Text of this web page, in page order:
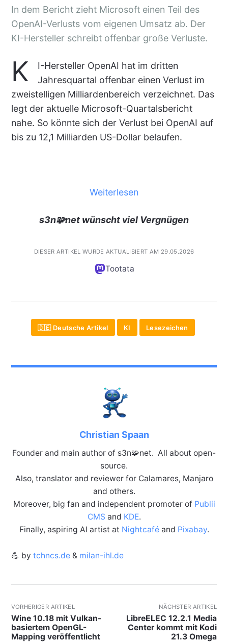
In dem Bericht zieht Microsoft einen Teil des
OpenAI-Verlusts vom eigenen Umsatz ab. Der
KI-Hersteller schreibt offenbar große Verluste.
K
I-Hersteller OpenAI hat im dritten
Jahresquartal offenbar einen Verlust im
zweistelligen Milliardenbereich verzeichnet. Das
legt der aktuelle Microsoft-Quartalsbericht
nahe. So könnte sich der Verlust bei OpenAI auf
bis zu 12,1 Milliarden US-Dollar belaufen.
Weiterlesen
s3n🧩net wünscht viel Vergnügen
DIESER ARTIKEL WURDE AKTUALISIERT AM 29.05.2026
Tootata
🇩🇪 Deutsche Artikel KI Lesezeichen
Christian Spaan
Founder and main author of s3n🧩net. All about open-
source.
Also, translator and reviewer for Calamares, Manjaro
and others.
Moreover, big fan and independent promoter of Publii
CMS and KDE.
Finally, aspiring AI artist at Nightcaféand Pixabay.
💪 by tchncs.de& milan-ihl.de
VORHERIGER ARTIKEL
Wine 10.18 mit Vulkan-
basiertem OpenGL-
Mapping veröffentlicht
NÄCHSTER ARTIKEL
LibreELEC 12.2.1 Media
Center kommt mit Kodi
21.3 Omega